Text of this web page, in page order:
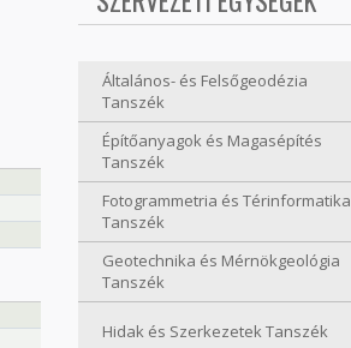
Általános- és Felsőgeodézia
Tanszék
Építőanyagok és Magasépítés
Tanszék
Fotogrammetria és Térinformatika
Tanszék
Geotechnika és Mérnökgeológia
Tanszék
Hidak és Szerkezetek Tanszék